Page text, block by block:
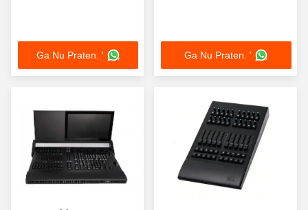
Ga Nu Praten. ' Ga Nu Praten. '